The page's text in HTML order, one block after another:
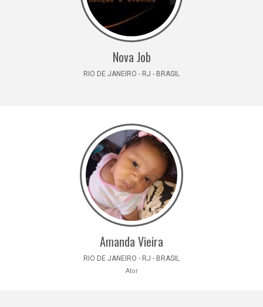
Nova Job
RIO DE JANEIRO - RJ - BRASIL
Amanda Vieira
RIO DE JANEIRO - RJ - BRASIL
Ator